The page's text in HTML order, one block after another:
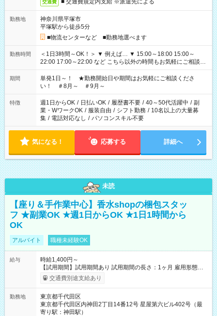
交通費 ■ 交通費規定内支給 ※派遣先による
勤務地
神奈川県平塚市
平塚駅から徒歩5分
■物流センターなど ■勤務地選べます
勤務時間
＜1日3時間～OK！＞ ▼ 例えば… ▼ 15:00～18:00 15:00～
22:00 17:00～22:00 など こちら以外の時間もお気軽にご相談く
ださい！
期間
単発1日～！ ★勤務開始日や期間はお気軽にご相談くださ
い！ ＃8月～ ＃9月～
特徴 週1日からOK / 日払いOK / 履歴書不要 / 40～50代活躍中 / 副
業・WワークOK / 服装自由 / シフト勤務 / 10名以上の大量募
集 / 電話対応なし / パソコンスキル不要
気になる！ 応募する 詳細へ
未読
【座り＆手作業中心】香水shopの梱包スタッ
フ ★副業OK ★週1日からOK ★1日1時間から
OK
アルバイト 職種未経験OK
給与
時給1,400円～
【試用期間】試用期間あり 試用期間の長さ：1ヶ月 雇用形態、
給与は本採用時と同じです。
交通費別途支給あり
勤務地
東京都千代田区
東京都千代田区内神田2丁目14番12号 星屋第六ビル402号（最
寄り駅：神田駅）